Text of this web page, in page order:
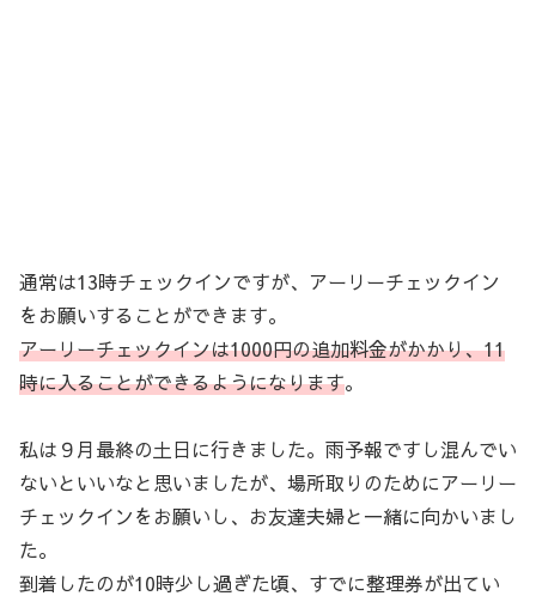
通常は13時チェックインですが、アーリーチェックイン
をお願いすることができます。
アーリーチェックインは1000円の追加料金がかかり、11
時に入ることができるようになります。
私は９月最終の土日に行きました。雨予報ですし混んでい
ないといいなと思いましたが、場所取りのためにアーリー
チェックインをお願いし、お友達夫婦と一緒に向かいまし
た。
到着したのが10時少し過ぎた頃、すでに整理券が出てい